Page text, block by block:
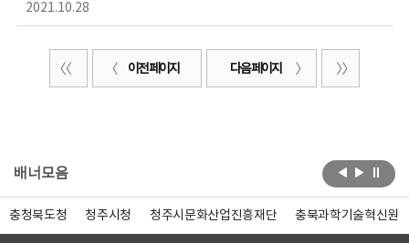
2021.10.28
이전 페이지 다음 페이지
배너모음
충청북도청 청주시청 청주시문화산업진흥재단 충북과학기술혁신원